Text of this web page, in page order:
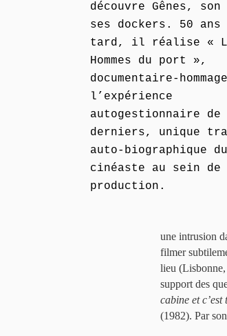
découvre Gênes,
ses dockers. 50 ans
tard, il réalise «
Hommes du port »,
documentaire-
l’expérience
autogestionnaire de
derniers, unique
auto-biographique du
cinéaste au sein de
production.
une intrusion
filmer
lieu
support des
cabine et
(1982). Par